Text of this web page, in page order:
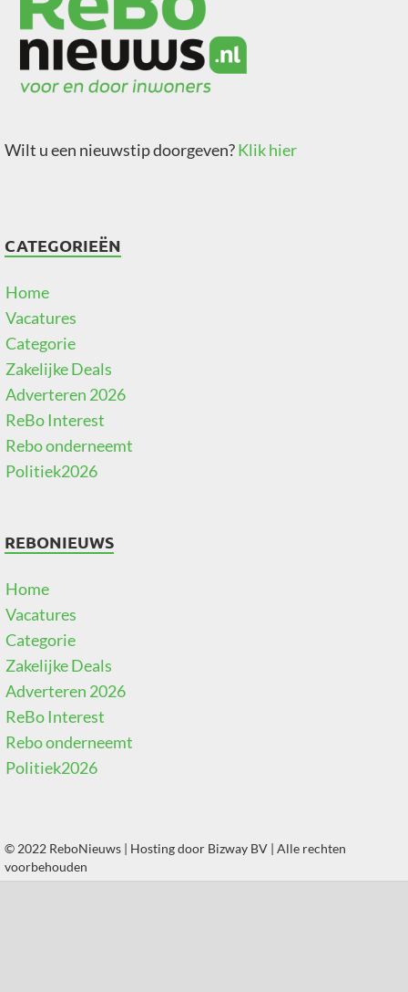
Wilt u een nieuwstip doorgeven?Klik hier
CATEGORIEËN
Home
Vacatures
Categorie
Zakelijke Deals
Adverteren 2026
ReBo Interest
Rebo onderneemt
Politiek2026
REBONIEUWS
Home
Vacatures
Categorie
Zakelijke Deals
Adverteren 2026
ReBo Interest
Rebo onderneemt
Politiek2026
© 2022 ReboNieuws | Hosting door Bizway BV | Alle rechten
voorbehouden